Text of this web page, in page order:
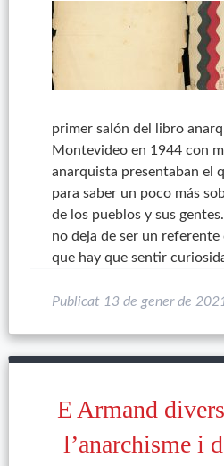
primer salón del libro
Montevideo en 1944 con
anarquista presentaban el
para saber un poco más
de los pueblos y sus
no deja de ser un
que hay que sentir
Publicat 13 de gener de
E Armand
l’anarchisme i